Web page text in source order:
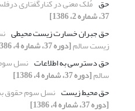
حق مُلک معنی در کنارگفتاری
37، شماره 2، 1386]
حق جبران خسارت زیست محیطی
زیست سالم[دوره 37، شماره 4، 1386]
حق دسترسی به اطلاعات نسل
سالم[دوره 37، شماره 4، 1386]
حق محیط زیست نسل سوم حقوق
[دوره 37، شماره 4، 1386]